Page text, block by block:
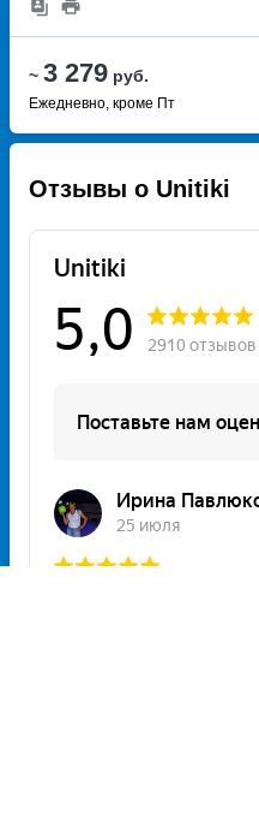
~ 3 279 руб.
Ежедневно, кроме Пт
Отзывы о Unitiki